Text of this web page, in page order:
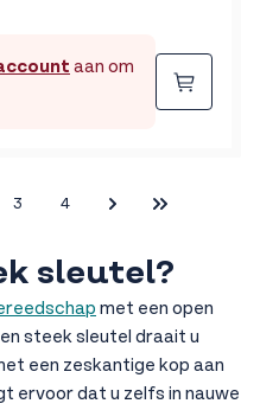
aan om
pagina
Pagina
3 Pagina
4 Last Page
sleutel?
met een open
steek sleutel draait u
een zeskantige kop aan
ervoor dat u zelfs in nauwe